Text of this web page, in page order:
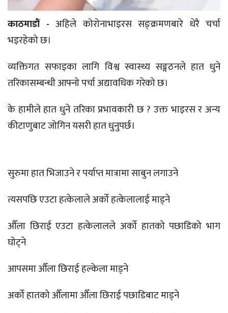
काठमाडौं - अहिले कोरोनाभाइरस सङ्क्रमणबारे धेरै चर्चा
भइरहेको छ।
व्यक्तिगत सफाइका लागि विश्व स्वास्थ्य सङ्गठनले हात धुने
तरिकासम्बन्धी आफ्नो पर्चा अद्यावधिक गरेको छ।
के हामीले हात धुने तरिका प्रभावकारी छ ? उक्त भाइरस र अन्य
कीटाणुबाट जोगिन यसरी हात धुनुपर्छ।
सुरुमा हात भिजाउने र पर्याप्त मात्रामा साबुन लगाउने
त्यसपछि एउटा हत्केलाले अर्को हत्केलालाई माड्ने
औँला छिराई एउटा हत्केलालले अर्को हातको पछाडिको भाग
घोट्ने
आपसमा औँला छिराई हल्केला माड्ने
अर्को हातको औँलामा औँला छिराई पछाडिबाट माड्ने